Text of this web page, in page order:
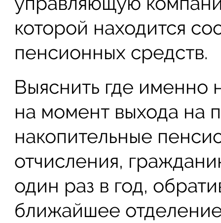
которой находится
пенсионных средств.
Выяснить где именно
на момент выхода на
накопительные
отчисления,
один раз в год,
ближайшее